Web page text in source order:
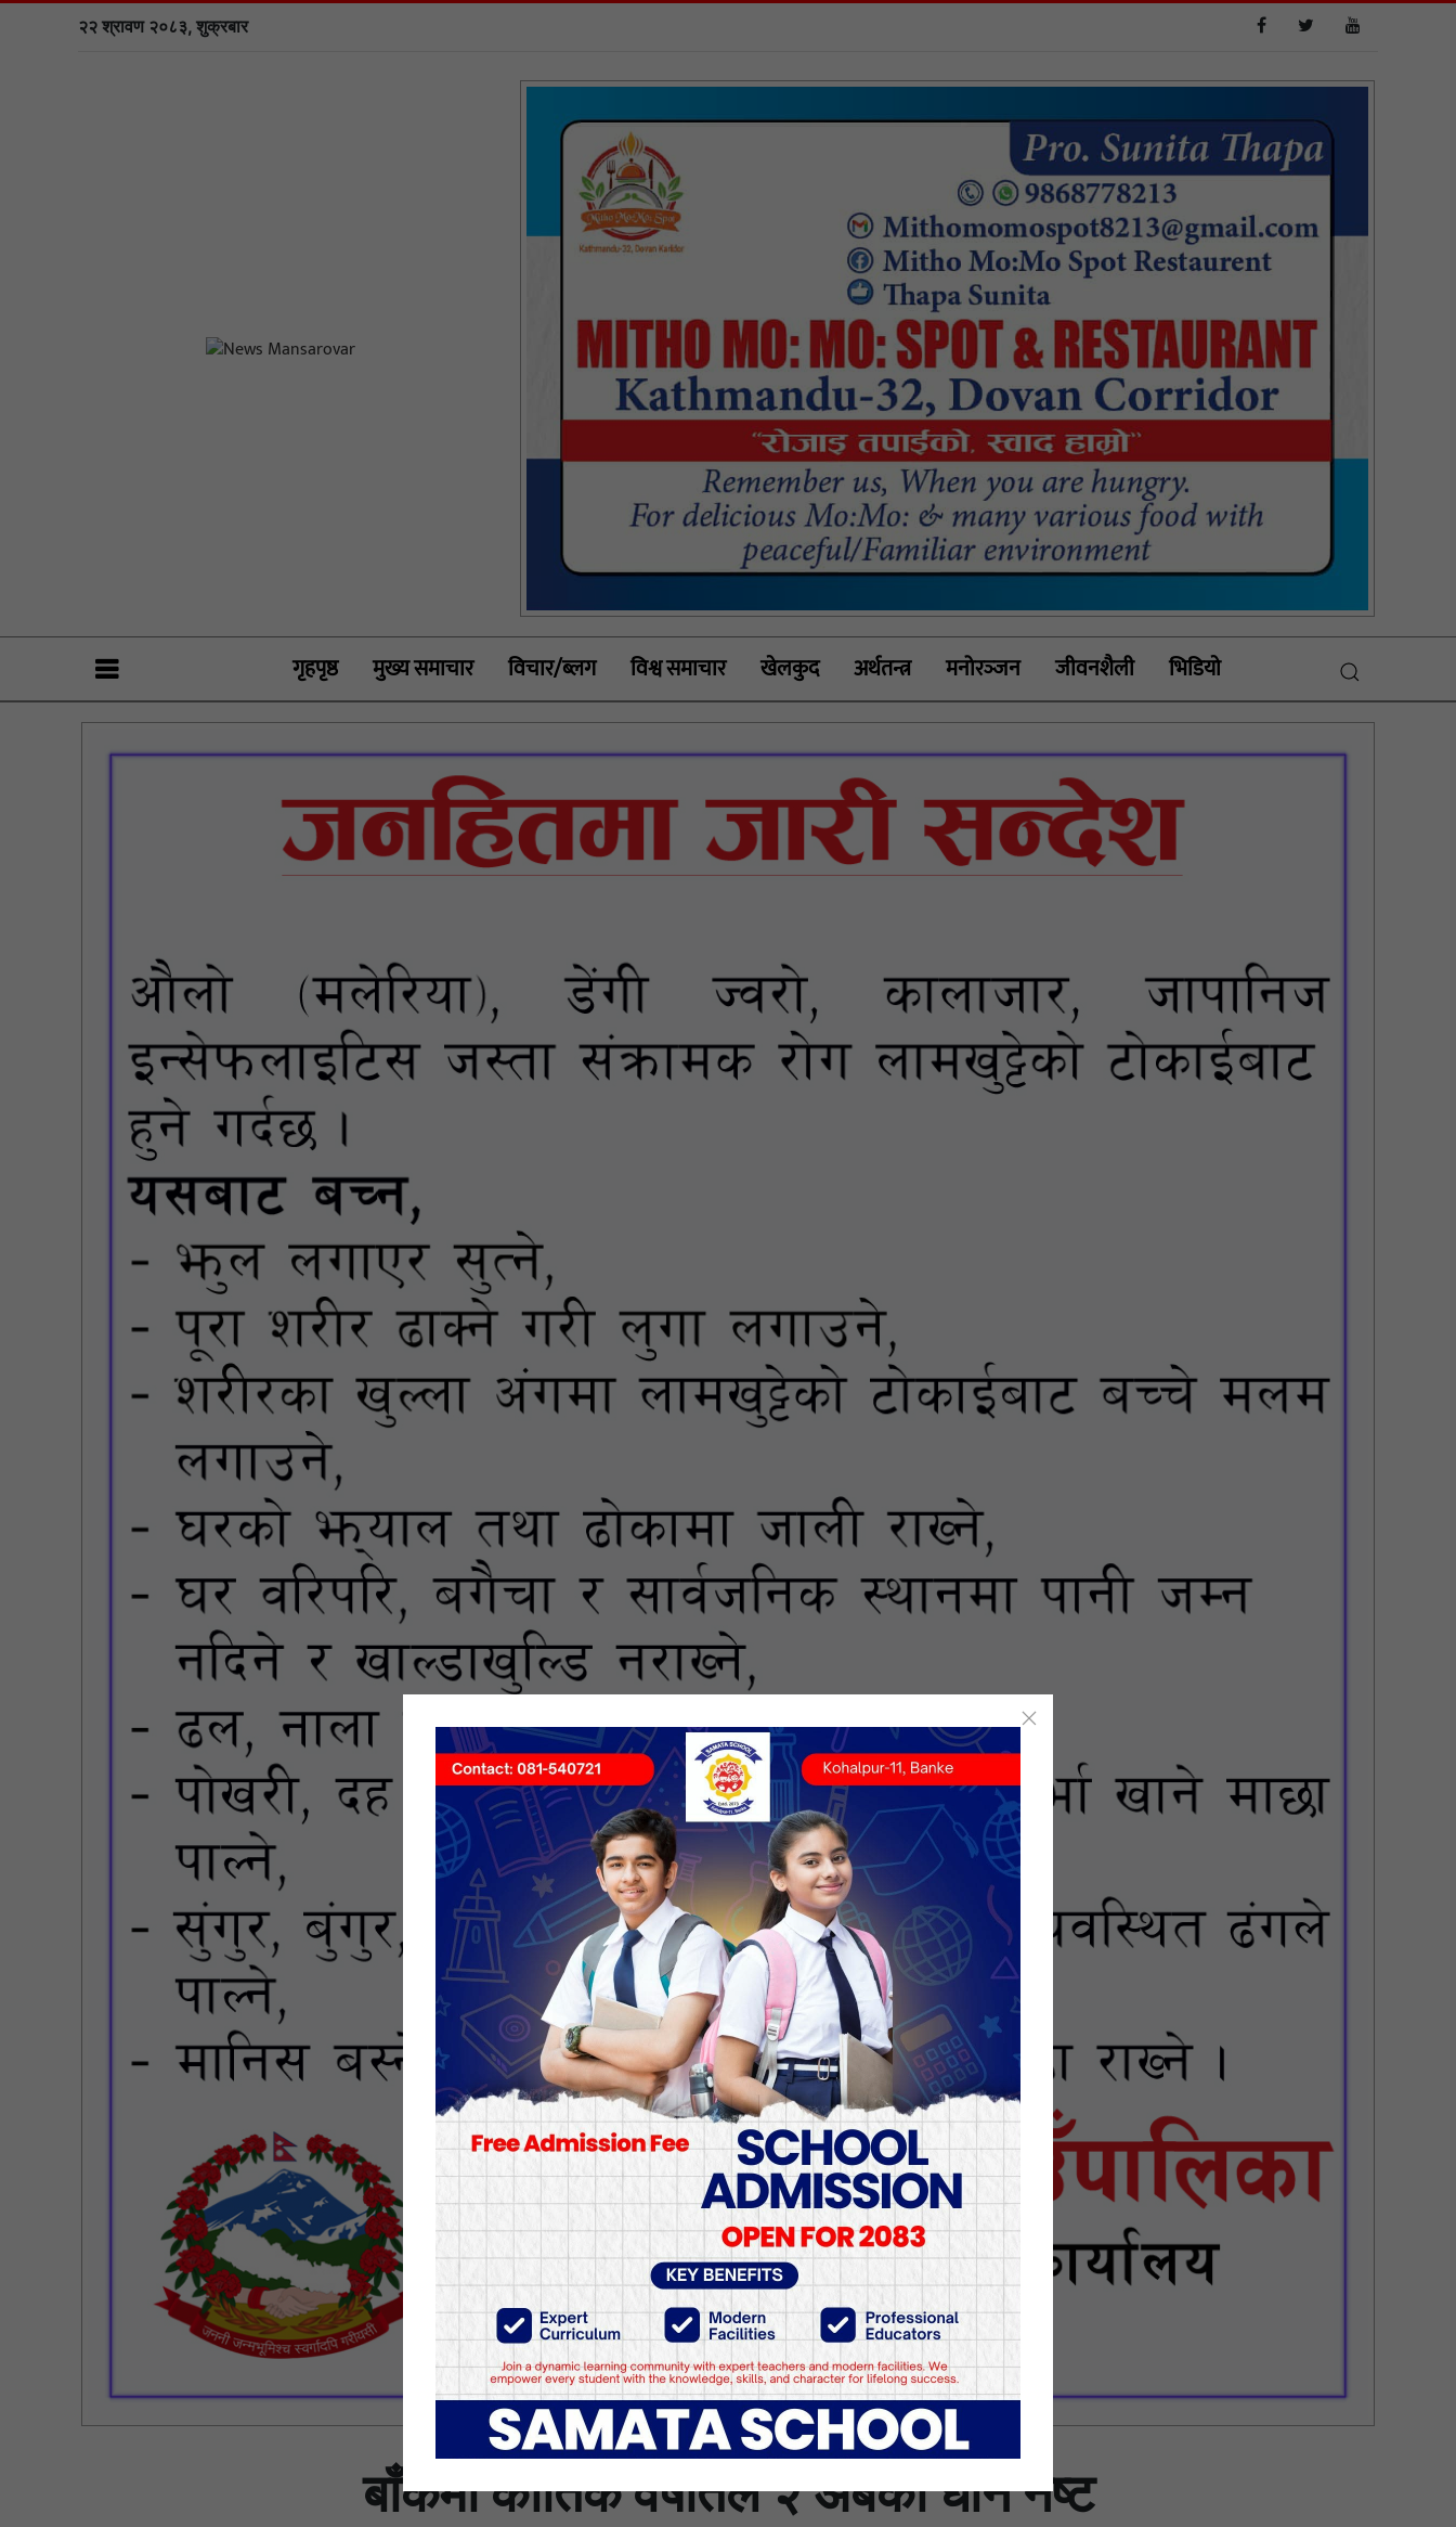
२२ श्रावण २०८३, शुक्रबार
गृहपृष्ठ मुख्य समाचार विचार/ब्लग विश्व समाचार खेलकुद अर्थतन्त्र मनोरञ्‍जन जीवनशैली भिडियाे
बाँकेमा कार्तिके वर्षातले २ अर्बको धान नष्ट